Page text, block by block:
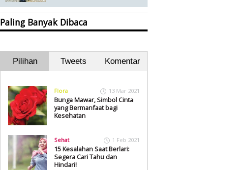
Paling Banyak Dibaca
Pilihan Tweets Komentar
Flora 13 Mar 2021
Bunga Mawar, Simbol Cinta
yang Bermanfaat bagi
Kesehatan
Sehat 1 Feb 2021
15 Kesalahan Saat Berlari:
Segera Cari Tahu dan
Hindari!